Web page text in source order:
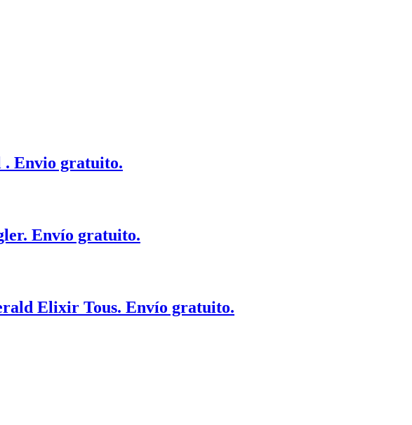
. Envio gratuito.
Envío gratuito.
Elixir Tous. Envío gratuito.